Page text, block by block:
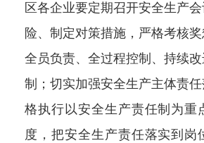
区各企业要定期召开安全生产
险、制定对策措施，严格考核
全员负责、全过程控制、持续
制；切实加强安全生产主体责
格执行以安全生产责任制为重
度，把安全生产责任落实到岗